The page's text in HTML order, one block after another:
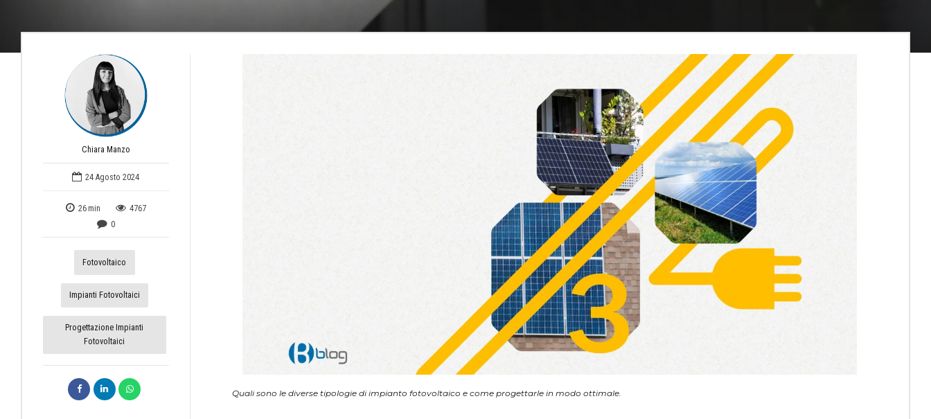
Chiara Manzo
24 Agosto 2024
26 min
4767
0
Fotovoltaico
Impianti Fotovoltaici
Progettazione Impianti
Fotovoltaici
Quali sono le diverse tipologie di impianto fotovoltaico e come progettarle in modo ottimale.